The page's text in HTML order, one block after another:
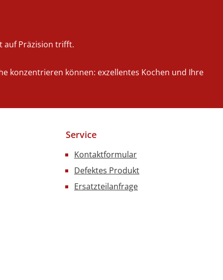
auf Präzision trifft.
konzentrieren können: exzellentes Kochen und Ihre
Service
Kontaktformular
Defektes Produkt
Ersatzteilanfrage